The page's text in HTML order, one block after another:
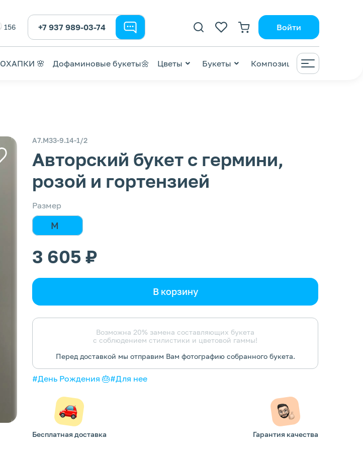
156 +7 937 989-03-74 Войти
ОХАПКИ 🌸 Дофаминовые букеты🌼 Цветы Букеты Композиции
А7.М33-9.14-1/2
Авторский букет с гермини,
розой и гортензией
Размер
M
3 605 ₽
В корзину
Возможна 20% замена составляющих букета
с соблюдением стилистики и цветовой гаммы!
Перед доставкой мы отправим Вам фотографию собранного букета.
#День Рождения 🎂#Для нее
Бесплатная доставка Гарантия качества